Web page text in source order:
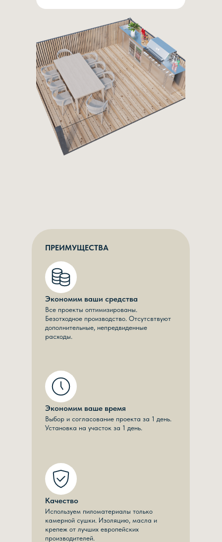
Экономим ваше время
Выбор и согласование проекта за 1 день.
Установка на участок за 1 день.
Экономим ваши средства
Все проекты оптимизированы.
Безотходное производство. Отсутсвтвуют
дополнительные, непредвиденные
расходы.
Качество
Используем пиломатериалы только
камерной сушки. Изоляцию, масла и
крепеж от лучших европейских
производителей.
ПРЕИМУЩЕСТВА